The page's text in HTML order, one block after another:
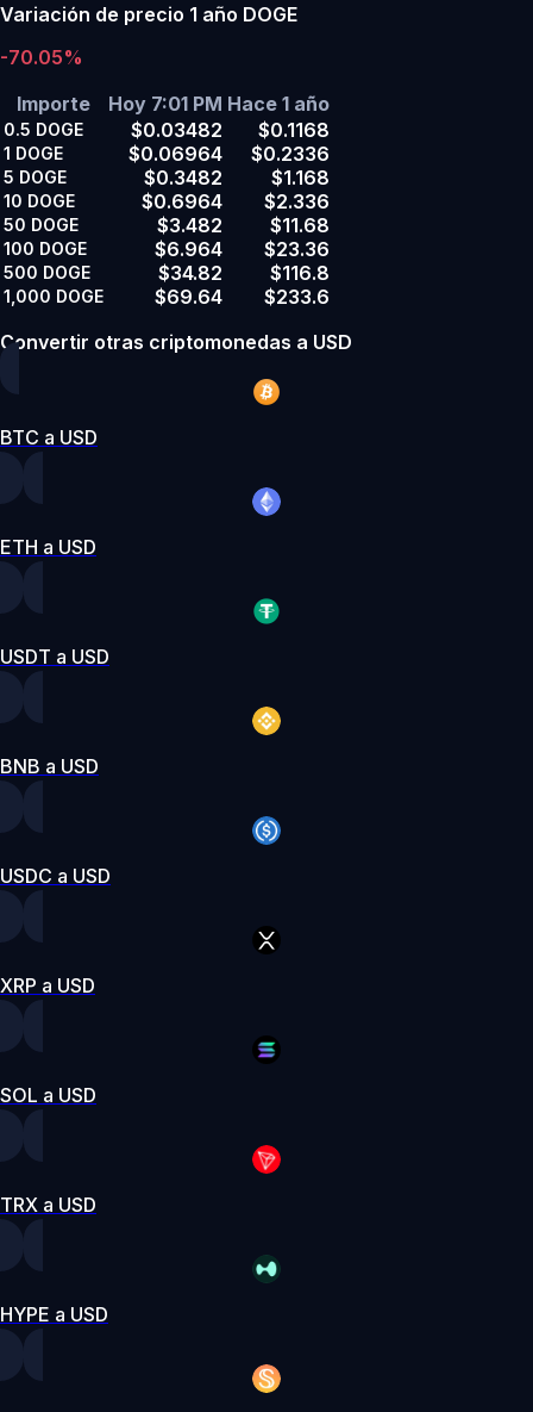
Variación de precio 1 año DOGE
-70.05%
Importe
Hoy 7:01 PM Hace 1 año
0.5 DOGE $0.03482 $0.1168
1 DOGE $0.06964 $0.2336
5 DOGE $0.3482 $1.168
10 DOGE $0.6964 $2.336
50 DOGE $3.482 $11.68
100 DOGE $6.964 $23.36
500 DOGE $34.82 $116.8
1,000 DOGE $69.64
$233.6
Convertir otras criptomonedas a USD
BTC a USD
ETH a USD
USDT a USD
BNB a USD
USDC a USD
XRP a USD
SOL a USD
TRX a USD
HYPE a USD